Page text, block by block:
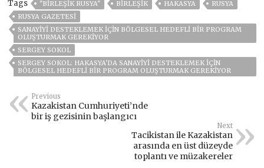
Tags "BIRLEŞIK RUSYA" BIRLEŞIK HAKASYA
RUSYA
RUSYA GAZETESI
SANAYIYI DESTEKLEMEK IÇIN BÖLGESEL HEDEFLI BIR PROGRAM
OLUŞTURMAK GEREKIYOR
SERGEY SOKOL
SERGEY SOKOL: HAKASYA'DA SANAYIYI DESTEKLEMEK IÇIN
BÖLGESEL HEDEFLI BIR PROGRAM OLUŞTURMAK GEREKIYOR
Previous
Kazakistan Cumhuriyeti’nde
bir iş gezisinin başlangıcı
Next
Tacikistan ile Kazakistan
arasında en üst düzeyde
toplantı ve müzakereler